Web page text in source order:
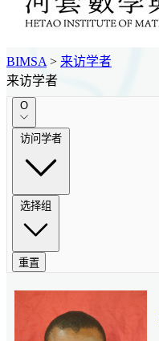
BIMSA > 来访学者
来访学者
O
访问学者
选择组
重置